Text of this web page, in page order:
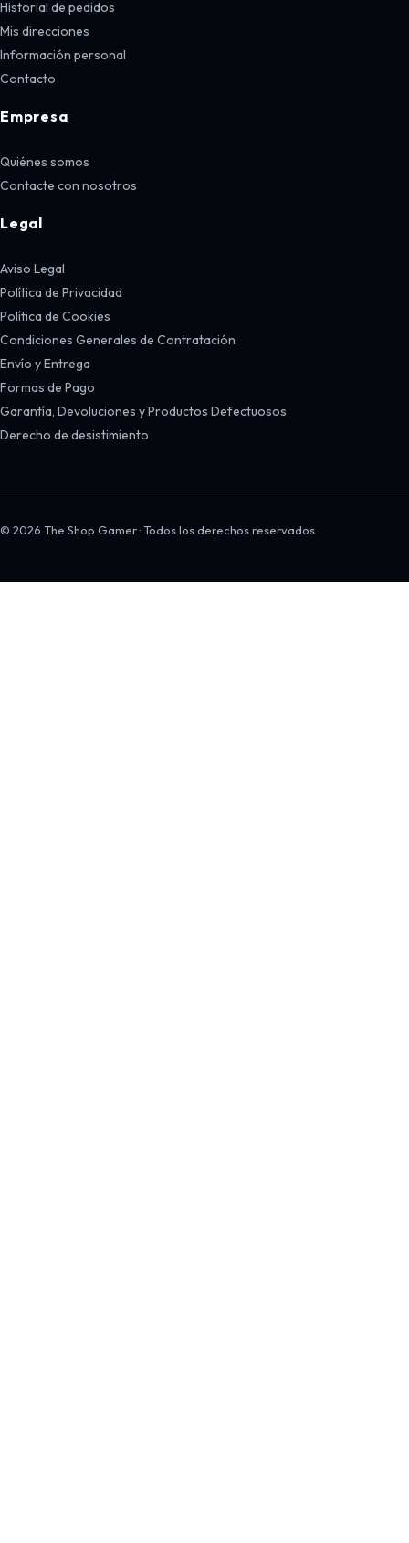
Historial de pedidos
Mis direcciones
Información personal
Contacto
Empresa
Quiénes somos
Contacte con nosotros
Legal
Aviso Legal
Política de Privacidad
Política de Cookies
Condiciones Generales de Contratación
Envío y Entrega
Formas de Pago
Garantía, Devoluciones y Productos Defectuosos
Derecho de desistimiento
© 2026 The Shop Gamer · Todos los derechos reservados